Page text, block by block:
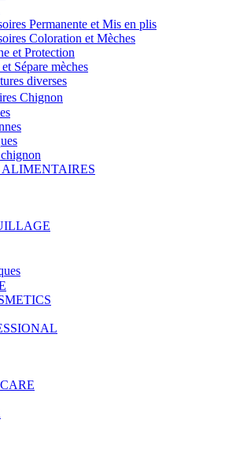
Permanente et Mis en plis
Coloration et Mèches
et Protection
Sépare mèches
diverses
Chignon